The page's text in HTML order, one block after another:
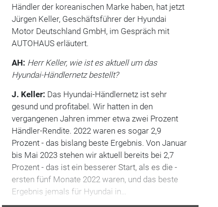
Händler der koreanischen Marke haben, hat jetzt
Jürgen Keller,­ ­Geschäftsführer der Hyundai
Motor Deutschland GmbH, im Gespräch mit
AUTOHAUS erläutert.
AH: Herr Keller, wie ist es aktuell um das
Hyundai-Händlernetz bestellt?
J. Keller: Das Hyundai-Händlernetz ist sehr
gesund und profitabel. Wir hatten in den
vergangenen Jahren immer etwa zwei Prozent
Händler-Rendite. 2022 waren es sogar 2,9
Prozent - das bislang beste Ergebnis. Von Januar
bis Mai 2023 stehen wir aktuell bereits bei 2,7
Prozent - das ist ein besserer Start, als es die ­
ersten fünf Monate 2022 waren, und das beste
Ergebnis jemals für Hyundai in…